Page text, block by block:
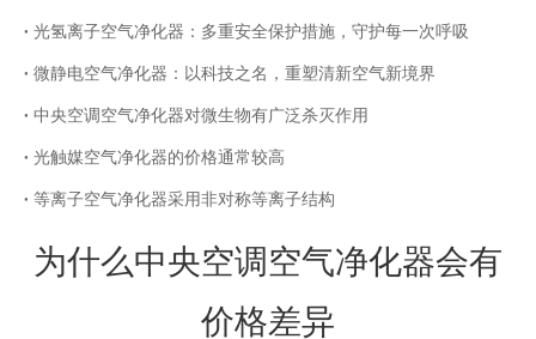
光氢离子空气净化器：多重安全保护措施，守护每一次呼吸
微静电空气净化器：以科技之名，重塑清新空气新境界
中央空调空气净化器对微生物有广泛杀灭作用
光触媒空气净化器的价格通常较高
等离子空气净化器采用非对称等离子结构
为什么中央空调空气净化器会有
价格差异